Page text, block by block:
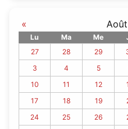
«
Lu Ma Me
27
28 29
3
4 5
10
11 12
17
18 19
24
25 26